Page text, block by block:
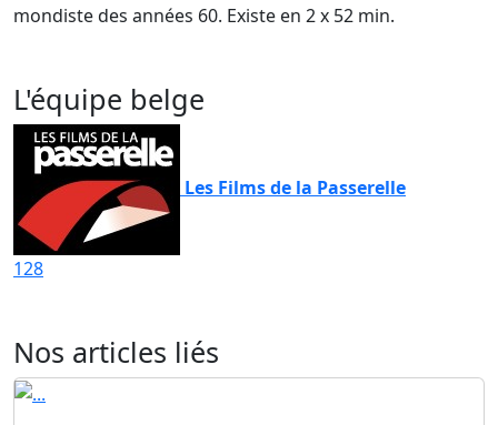
mondiste des années 60. Existe en 2 x 52 min.
L'équipe belge
Les Films de la Passerelle
128
Nos articles liés